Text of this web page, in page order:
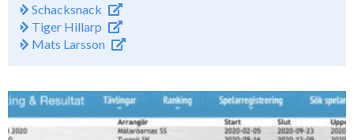
Schacksnack
Tiger Hillarp
Mats Larsson